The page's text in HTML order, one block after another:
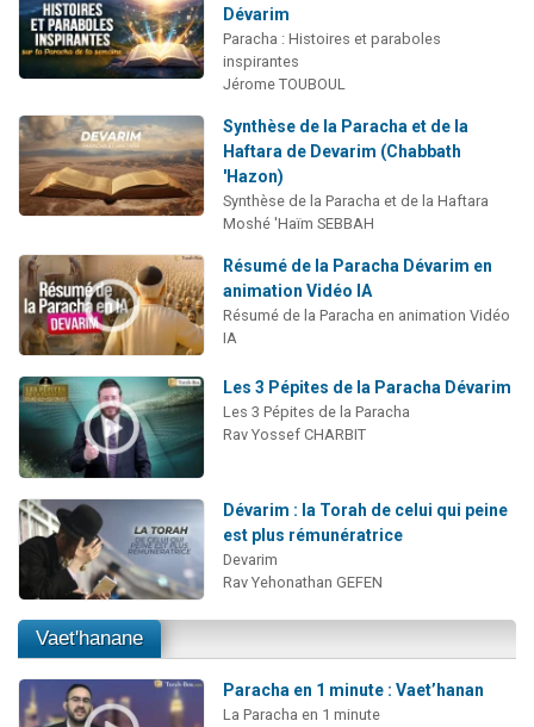
Dévarim
Paracha : Histoires et paraboles
inspirantes
Jérome TOUBOUL
Synthèse de la Paracha et de la
Haftara de Devarim (Chabbath
'Hazon)
Synthèse de la Paracha et de la Haftara
Moshé 'Haïm SEBBAH
Résumé de la Paracha Dévarim en
animation Vidéo IA
Résumé de la Paracha en animation Vidéo
IA
Les 3 Pépites de la Paracha Dévarim
Les 3 Pépites de la Paracha
Rav Yossef CHARBIT
Dévarim : la Torah de celui qui peine
est plus rémunératrice
Devarim
Rav Yehonathan GEFEN
Vaet'hanane
Paracha en 1 minute : Vaet’hanan
La Paracha en 1 minute